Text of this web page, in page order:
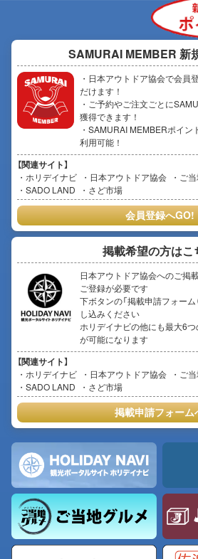
SAMURAI MEMBER 新
・日本アウトドア協会で会員
だけます！
・ご予約やご注文ごとに
獲得できます！
・SAMURAI MEMBERポイ
利用可能！
【関連サイト】
ホリデイナビ 日本アウトドア協会 ご
SADO LAND
さど市場
会員登録へGO!
掲載希望の方はこ
日本アウトドア協会へのご掲
ご登録が必要です
下ボタンの「掲載申請フォーム
し込みください
ホリデイナビの他にも最大6
が可能になります
【関連サイト】
ホリデイナビ 日本アウトドア協会 ご
SADO LAND
さど市場
掲載申請フォーム